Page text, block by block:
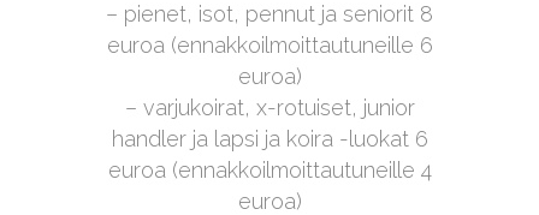
– pienet, isot, pennut ja seniorit 8
euroa (ennakkoilmoittautuneille 6
euroa)
– varjukoirat, x-rotuiset, junior
handler ja lapsi ja koira -luokat 6
euroa (ennakkoilmoittautuneille 4
euroa)